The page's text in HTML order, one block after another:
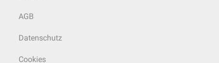
AGB
Datenschutz
Cookies